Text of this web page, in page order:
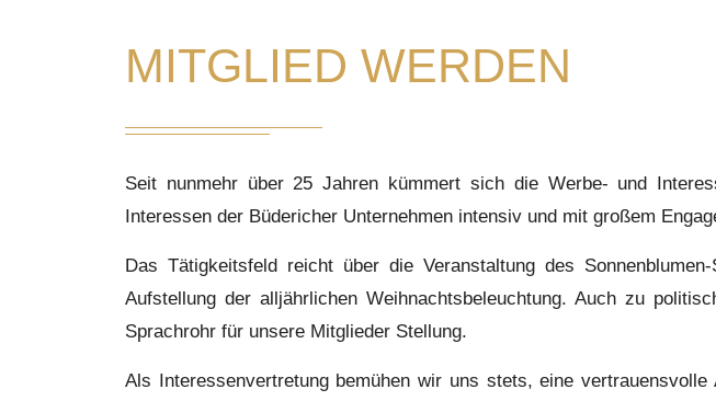
MITGLIED WERDEN
Seit nunmehr über 25 Jahren kümmert sich die Werbe- und
Interessen der Büdericher Unternehmen intensiv und mit großem
Das Tätigkeitsfeld reicht über die Veranstaltung des
Aufstellung der alljährlichen Weihnachtsbeleuchtung. Auch zu
Sprachrohr für unsere Mitglieder Stellung.
Als Interessenvertretung bemühen wir uns stets, eine